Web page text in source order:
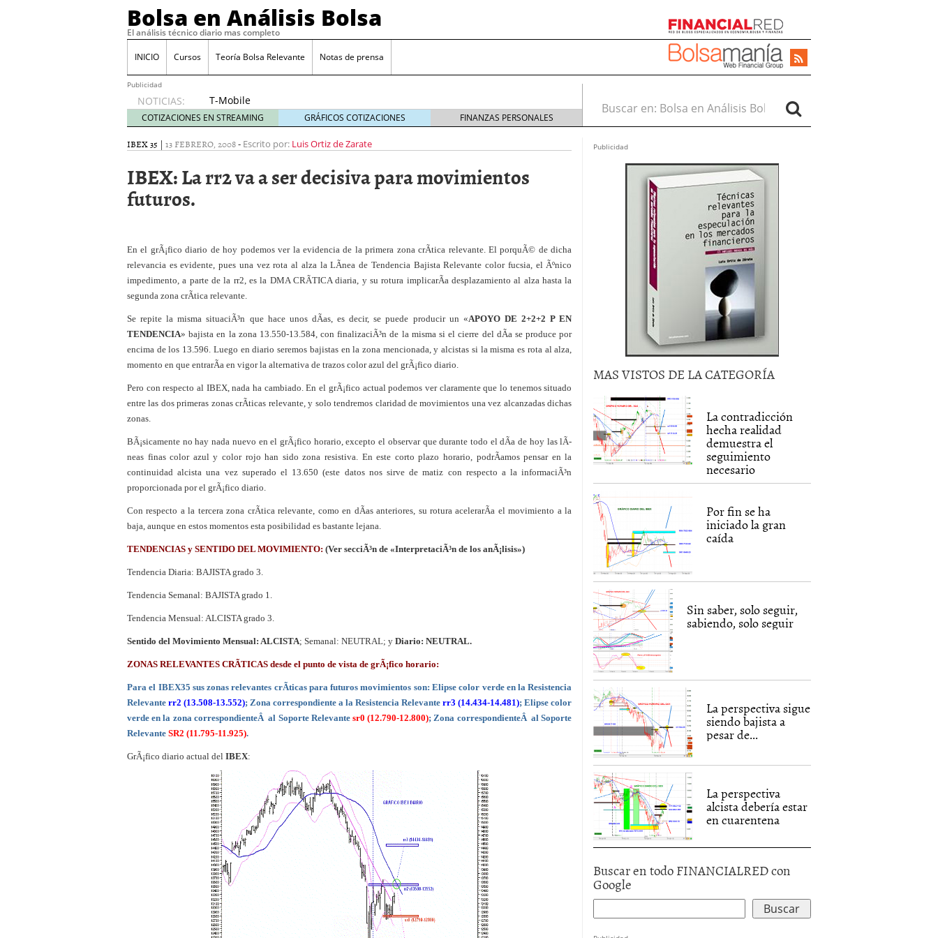
Bolsa en Análisis Bolsa
El análisis técnico diario mas completo
INICIO Cursos Teoría Bolsa Relevante Notas de prensa
Publicidad
NOTICIAS:
T-Mobile
acuerda
pagar
315
dólares
Acciones de Nvidia suben impulsadas por la inteligencia artificial
25/09/2024
Cuidado con estos tres sesgos si estás empezando a invertir 20/09/2024
El BCE recorta los tipos de interés clave en septiembre para reducir la
¿Es buen momento para volver al oro en lo que queda de 2024? 02/09/2024
COTIZACIONES EN STREAMING GRÁFICOS COTIZACIONES FINANZAS PERSONALES
Buscar en:
IBEX 35 | 13 FEBRERO, 2008- Escrito por: Luis Ortiz de Zarate
IBEX: La rr2 va a ser decisiva para movimientos
futuros.
En el grÃ¡fico diario de hoy podemos ver la evidencia de la primera zona crÃ­tica relevante. El porquÃ© de dicha
relevancia es evidente, pues una vez rota al alza la LÃ­nea de Tendencia Bajista Relevante color fucsia, el Ãºnico
impedimento, a parte de la rr2, es la DMA CRÃTICA diaria, y su rotura implicarÃ­a desplazamiento al alza hasta la
segunda zona crÃ­tica relevante.
Se repite la misma situaciÃ³n que hace unos dÃ­as, es decir, se puede producir un «APOYO DE 2+2+2 P EN
TENDENCIA» bajista en la zona 13.550-13.584, con finalizaciÃ³n de la misma si el cierre del dÃ­a se produce por
encima de los 13.596. Luego en diario seremos bajistas en la zona mencionada, y alcistas si la misma es rota al alza,
momento en que entrarÃ­a en vigor la alternativa de trazos color azul del grÃ¡fico diario.
Pero con respecto al IBEX, nada ha cambiado. En el grÃ¡fico actual podemos ver claramente que lo tenemos situado
entre las dos primeras zonas crÃ­ticas relevante, y solo tendremos claridad de movimientos una vez alcanzadas dichas
zonas.
BÃ¡sicamente no hay nada nuevo en el grÃ¡fico horario, excepto el observar que durante todo el dÃ­a de hoy las lÃ­
neas finas color azul y color rojo han sido zona resistiva. En este corto plazo horario, podrÃ­amos pensar en la
continuidad alcista una vez superado el 13.650 (este datos nos sirve de matiz con respecto a la informaciÃ³n
proporcionada por el grÃ¡fico diario.
Con respecto a la tercera zona crÃ­tica relevante, como en dÃ­as anteriores, su rotura acelerarÃ­a el movimiento a la
baja, aunque en estos momentos esta posibilidad es bastante lejana.
TENDENCIAS y SENTIDO DEL MOVIMIENTO: (Ver secciÃ³n de «InterpretaciÃ³n de los anÃ¡lisis»)
Tendencia Diaria: BAJISTA grado 3.
Tendencia Semanal: BAJISTA grado 1.
Tendencia Mensual: ALCISTA grado 3.
Sentido del Movimiento Mensual: ALCISTA; Semanal: NEUTRAL; y Diario: NEUTRAL.
ZONAS RELEVANTES CRÃTICAS desde el punto de vista de grÃ¡fico horario:
Para el IBEX35 sus zonas relevantes crÃ­ticas para futuros movimientos son: Elipse color verde en la Resistencia
Relevanterr2 (13.508-13.552); Zona correspondiente a la Resistencia Relevanterr3 (14.434-14.481); Elipse color
verde en la zona correspondienteÂ al Soporte Relevante sr0 (12.790-12.800); Zona correspondienteÂ al Soporte
Relevante SR2 (11.795-11.925).
GrÃ¡fico diario actual del IBEX:
Publicidad
MAS VISTOS DE LA CATEGORÍA
La contradicción
hecha realidad
demuestra el
seguimiento
necesario
Por fin se ha
iniciado la gran
caída
Sin saber, solo seguir,
sabiendo, solo seguir
La perspectiva sigue
siendo bajista a
pesar de...
La perspectiva
alcista debería estar
en cuarentena
Buscar en todo FINANCIALRED con
Google